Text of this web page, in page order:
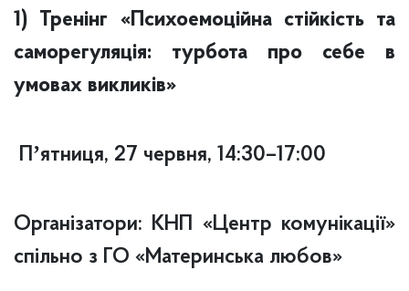
1) Тренінг «Психоемоційна стійкість та
саморегуляція: турбота про себе в
умовах викликів»
Пʼятниця, 27 червня, 14:30–17:00
Організатори: КНП «Центр комунікації»
спільно з ГО «Материнська любов»